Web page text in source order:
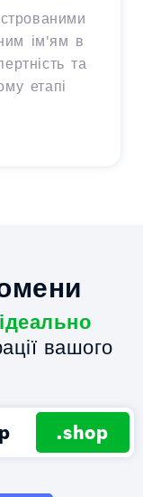
ім'ям в
та
етапі
ідеально
вашого
.shop